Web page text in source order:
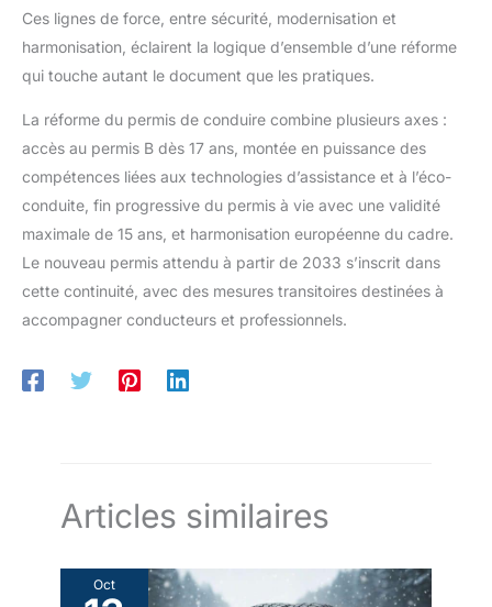
Ces lignes de force, entre sécurité, modernisation et
harmonisation, éclairent la logique d’ensemble d’une réforme
qui touche autant le document que les pratiques.
La réforme du permis de conduire combine plusieurs axes :
accès au permis B dès 17 ans, montée en puissance des
compétences liées aux technologies d’assistance et à l’éco-
conduite, fin progressive du permis à vie avec une validité
maximale de 15 ans, et harmonisation européenne du cadre.
Le nouveau permis attendu à partir de 2033 s’inscrit dans
cette continuité, avec des mesures transitoires destinées à
accompagner conducteurs et professionnels.
Articles similaires
Oct